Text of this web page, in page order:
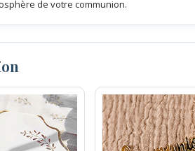
de votre communion.